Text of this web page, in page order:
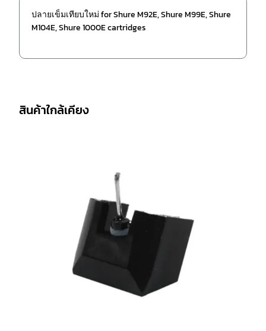
ปลายเข็มเทียบใหม่ for Shure M92E, Shure M99E, Shure
M104E, Shure 1000E cartridges
สินค้าใกล้เคียง